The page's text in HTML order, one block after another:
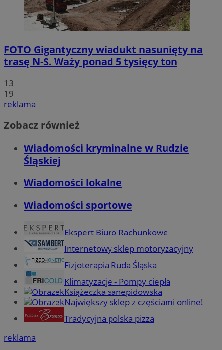
FOTO Gigantyczny wiadukt nasunięty na
trasę N-S. Waży ponad 5 tysięcy ton
13
19
reklama
Zobacz również
Wiadomości kryminalne w Rudzie
Śląskiej
Wiadomości lokalne
Wiadomości sportowe
Ekspert Biuro Rachunkowe
Internetowy sklep motoryzacyjny
Fizjoterapia Ruda Śląska
Klimatyzacje - Pompy ciepła
Książeczka sanepidowska
Największy sklep z częściami online!
Tradycyjna polska pizza
reklama